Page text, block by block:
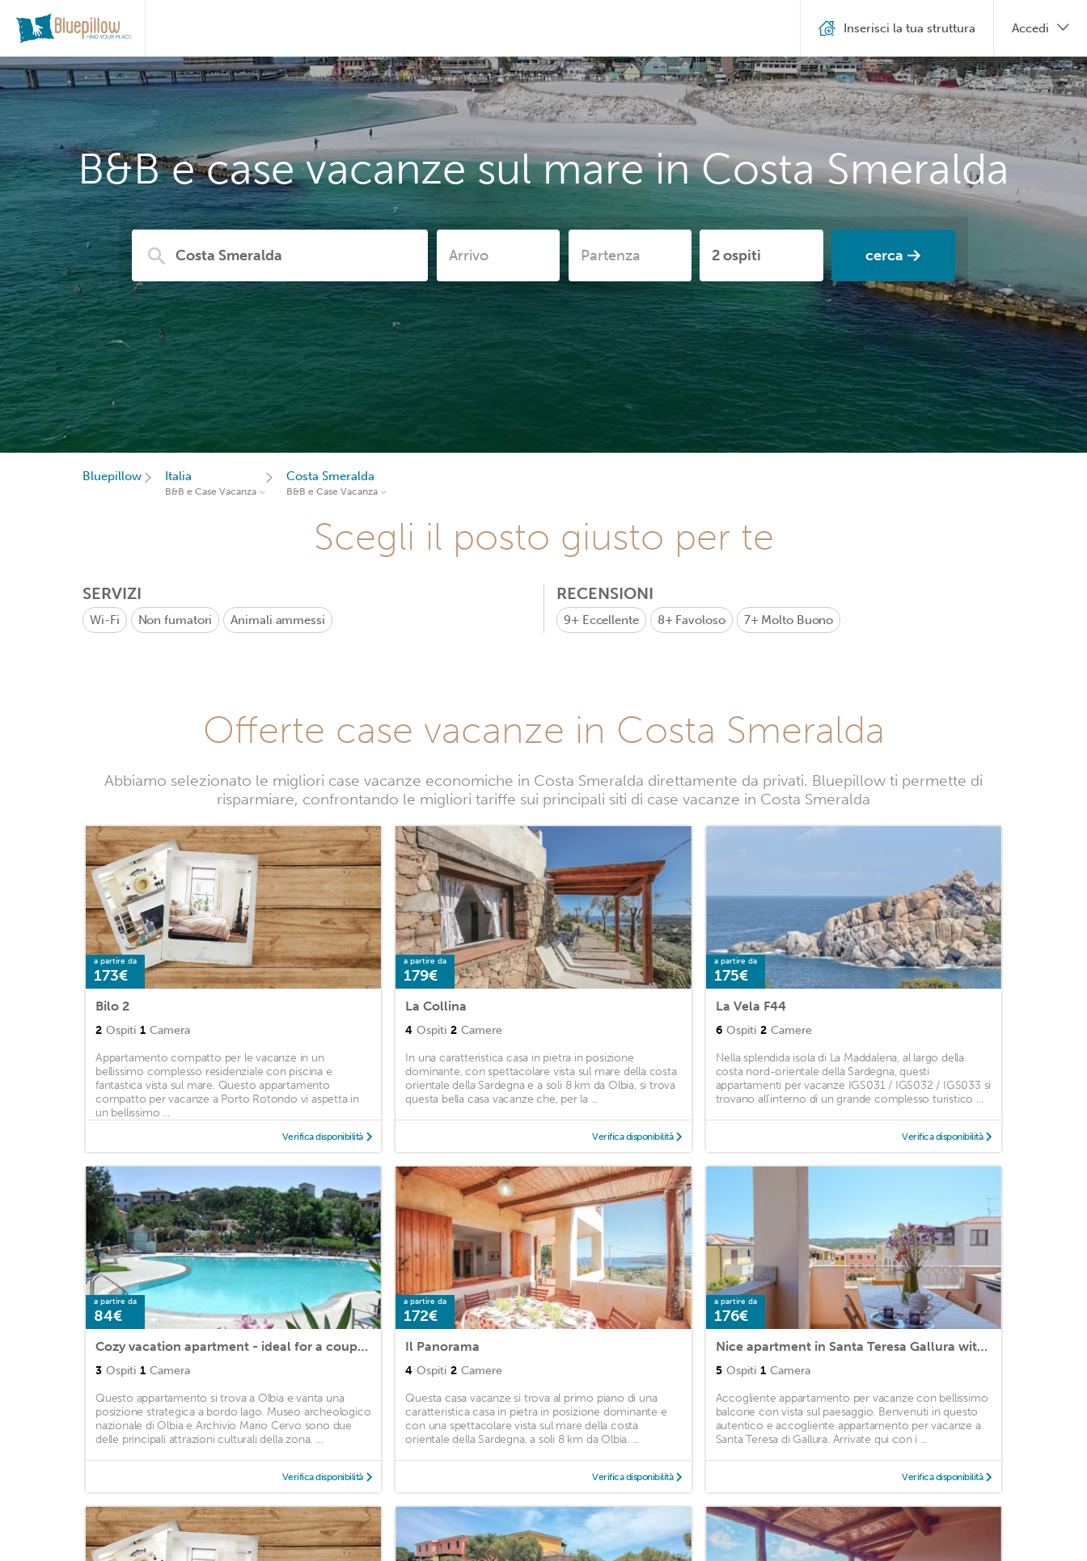
B&B e case vacanze sul mare in Costa Smeralda
cerca
Inserisci la tua struttura Accedi
Bluepillow Italia
B&B e Case Vacanza
Costa Smeralda
B&B e Case Vacanza
Scegli il posto giusto per te
SERVIZI
Wi-Fi Non fumatori Animali ammessi
RECENSIONI
9+ Eccellente 8+ Favoloso 7+ Molto Buono
Offerte case vacanze in Costa Smeralda
Abbiamo selezionato le migliori case vacanze economiche in Costa Smeralda direttamente da privati. Bluepillow ti permette di
risparmiare, confrontando le migliori tariffe sui principali siti di case vacanze in Costa Smeralda
a partire da
173€
Bilo 2
2 Ospiti 1 Camera
Appartamento compatto per le vacanze in un
bellissimo complesso residenziale con piscina e
fantastica vista sul mare. Questo appartamento
compatto per vacanze a Porto Rotondo vi aspetta in
un bellissimo ...
Verifica disponibilità
a partire da
179€
La Collina
4 Ospiti 2 Camere
In una caratteristica casa in pietra in posizione
dominante, con spettacolare vista sul mare della costa
orientale della Sardegna e a soli 8 km da Olbia, si trova
questa bella casa vacanze che, per la ...
Verifica disponibilità
a partire da
175€
La Vela F44
6 Ospiti 2 Camere
Nella splendida isola di La Maddalena, al largo della
costa nord-orientale della Sardegna, questi
appartamenti per vacanze IGS031 / IGS032 / IGS033 si
trovano all'interno di un grande complesso turistico ...
Verifica disponibilità
a partire da
84€
Cozy vacation apartment - ideal for a couple or a small family with pet.
3 Ospiti 1 Camera
Questo appartamento si trova a Olbia e vanta una
posizione strategica a bordo lago. Museo archeologico
nazionale di Olbia e Archivio Mario Cervo sono due
delle principali attrazioni culturali della zona. ...
Verifica disponibilità
a partire da
172€
Il Panorama
4 Ospiti 2 Camere
Questa casa vacanze si trova al primo piano di una
caratteristica casa in pietra in posizione dominante e
con una spettacolare vista sul mare della costa
orientale della Sardegna, a soli 8 km da Olbia. ...
Verifica disponibilità
a partire da
176€
Nice apartment in Santa Teresa Gallura with 1 Bedrooms
5 Ospiti 1 Camera
Accogliente appartamento per vacanze con bellissimo
balcone con vista sul paesaggio. Benvenuti in questo
autentico e accogliente appartamento per vacanze a
Santa Teresa di Gallura. Arrivate qui con i ...
Verifica disponibilità